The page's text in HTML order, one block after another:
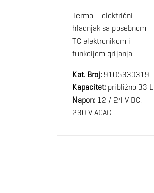
Termo – električni
hladnjak sa posebnom
TC elektronikom i
funkcijom grijanja
Kat. Broj:9105330319
Kapacitet:približno 33 L
Napon:12 / 24 V DC,
230 V ACAC